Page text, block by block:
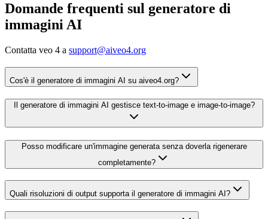
Domande frequenti sul generatore di
immagini AI
Contatta veo 4 a support@aiveo4.org
Cos'è il generatore di immagini AI su aiveo4.org?
Il generatore di immagini AI gestisce text-to-image e image-to-image?
Posso modificare un'immagine generata senza doverla rigenerare
completamente?
Quali risoluzioni di output supporta il generatore di immagini AI?